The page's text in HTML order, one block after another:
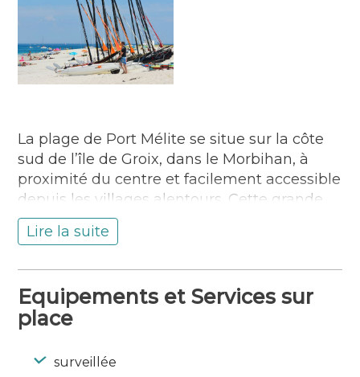
La plage de Port Mélite se situe sur la côte
sud de l’île de Groix, dans le Morbihan, à
proximité du centre et facilement accessible
depuis les villages alentours. Cette grande
crique abritée dévoile un cadre paisible,
idéal pour la baignade en famille. Surveillée
l’été. Son sable fin et sa pente douce en font
un lieu agréable pour tous.
accessible aux personnes à mobilité réduite.
Lire la suite
Equipements et Services sur
place
surveillée